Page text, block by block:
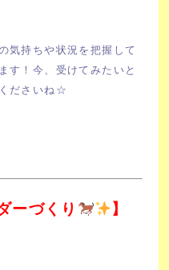
気持ちや状況を把握して
す！今、受けてみたいと
ださいね☆
ーづくり 】